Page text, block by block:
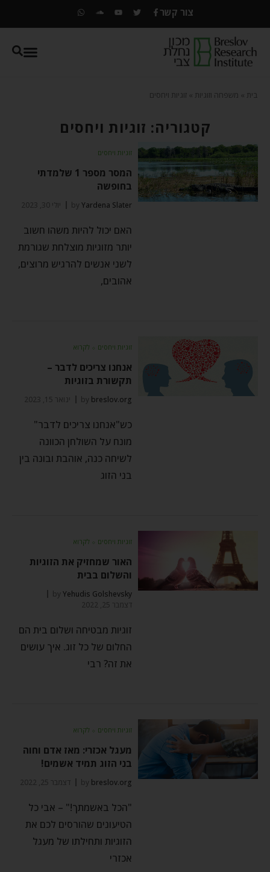
צור קשר
בית משפחה וזוגיות זוגיות ויחסים
קטגוריה: זוגיות ויחסים
זוגיות ויחסים
המסר מספר 1 שלמדתי
בחופשה
byYardena Slater יולי 30, 2023
האם יכול להיות משהו חשוב
יותר מזוגיות מוצלחת שגורמת
לשני אנשים להרגיש מרוצים,
אהובים,
זוגיות ויחסים ⬦ לקרוא
אנחנו צריכים לדבר –
תקשורת בזוגיות
by breslov.org ינואר 15, 2023
כש"אנחנו צריכים לדבר"
מונח על השולחן הכוונה
לשיחה כנה, אוהבת ובונה בין
בני הזוג
זוגיות ויחסים ⬦ לקרוא
האור שמחזיק את הזוגיות
והשלום בבית
byYehudis Golshevsky
דצמבר 25, 2022
זוגיות מבטיחה ושלום בית הם
החלום של כל זוג. איך עושים
את זה? רבי
זוגיות ויחסים ⬦ לקרוא
מעגל אכזרי: מאז אדם וחוה
בני הזוג תמיד אשמים!
by breslov.org דצמבר 25, 2022
"הכל באשמתך!" – אבי כל
הטיעונים שהורסים לכם את
הזוגיות ותחילתו של מעגל
אכזרי